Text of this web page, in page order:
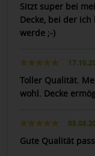
Sitzt super bei
Decke, bei der
werde ;-)
Toller Qualität.
wohl. Decke
Gute Qualität